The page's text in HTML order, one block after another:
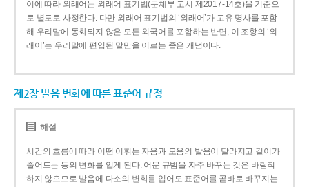
이에 따라 외래어는 외래어 표기법(문체부 고시 제2017-14호)을 기준으
로 별도로 사정한다. 다만 외래어 표기법의 ‘외래어’가 고유 명사를 포함
해 우리말에 동화되지 않은 모든 외국어를 포함하는 반면, 이 조항의 ‘외
래어’는 우리말에 편입된 말만을 이르는 좁은 개념이다.
제2장 발음 변화에 따른 표준어 규정
해설
시간의 흐름에 따라 어떤 어휘는 자음과 모음의 발음이 달라지고 길이가
줄어드는 등의 변화를 입게 된다. 어문 규범을 자주 바꾸는 것은 바람직
하지 않으므로 발음에 다소의 변화를 입어도 표준어를 곧바로 바꾸지는